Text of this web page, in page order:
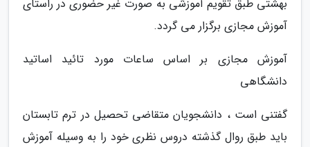
بهشتی طبق تقویم آموزشی به صورت غیر حضوری در راستای
آموزش مجازی برگزار می گردد.
آموزش مجازی بر اساس ساعات مورد تائید اساتید
دانشگاهی
گفتنی است ، دانشجویان متقاضی تحصیل در ترم تابستان
باید طبق روال گذشته دروس نظری خود را به وسیله آموزش